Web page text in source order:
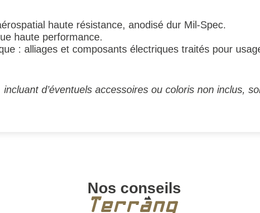
haute résistance, anodisé dur Mil-Spec.
haute performance.
: alliages et composants électriques traités pour
d’éventuels accessoires ou coloris non inclus,
Nos conseils